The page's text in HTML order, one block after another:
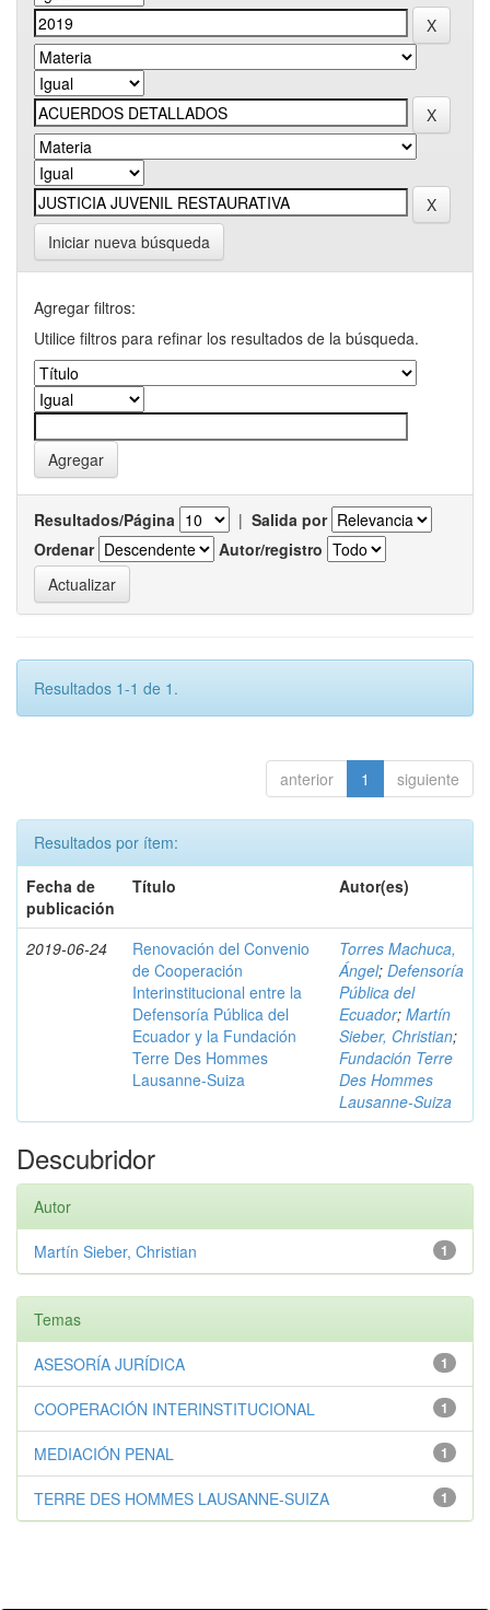
Iniciar nueva búsqueda
Agregar filtros:
Utilice filtros para refinar los resultados de la búsqueda.
Resultados/Página | Salida por
Ordenar
Autor/registro
Resultados 1-1 de 1.
anterior 1 siguiente
Resultados por ítem:
Fecha de
publicación
Título Autor(es)
2019-06-24
Renovación del Convenio
de Cooperación
Interinstitucional entre la
Defensoría Pública del
Ecuador y la Fundación
Terre Des Hommes
Lausanne-Suiza
Torres Machuca,
Ángel; Defensoría
Pública del
Ecuador; Martín
Sieber, Christian;
Fundación Terre
Des Hommes
Lausanne-Suiza
Descubridor
Autor
1
Martín Sieber, Christian
Temas
1
ASESORÍA JURÍDICA
1
COOPERACIÓN INTERINSTITUCIONAL
1
MEDIACIÓN PENAL
1
TERRE DES HOMMES LAUSANNE-SUIZA